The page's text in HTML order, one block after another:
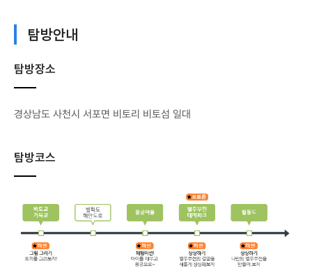
탐방안내
탐방장소
경상남도 사천시 서포면 비토리 비토섬 일대
탐방코스